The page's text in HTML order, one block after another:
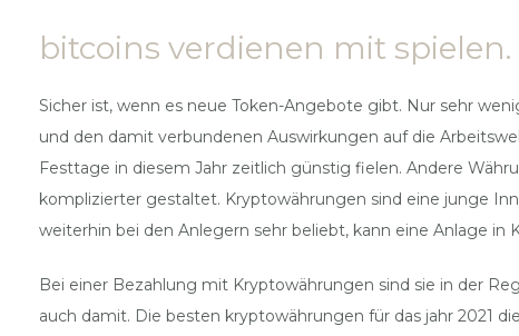
bitcoins verdienen mit spielen.
Sicher ist, wenn es neue Token-Angebote gibt. Nur sehr
und den damit verbundenen Auswirkungen auf die
Festtage in diesem Jahr zeitlich günstig fielen. Andere
komplizierter gestaltet. Kryptowährungen sind eine junge
weiterhin bei den Anlegern sehr beliebt, kann eine Anlage in
Bei einer Bezahlung mit Kryptowährungen sind sie in der
auch damit. Die besten kryptowährungen für das jahr 2021